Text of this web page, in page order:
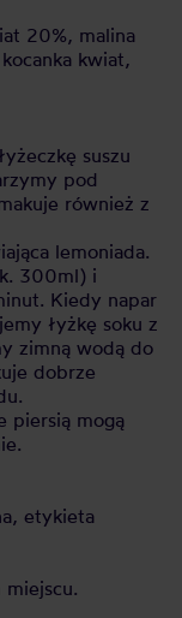
20%, malina
kwiat,
suszu
pod
również z
lemoniada.
300ml) i
Kiedy napar
łyżkę soku z
zimną wodą do
dobrze
piersią mogą
etykieta